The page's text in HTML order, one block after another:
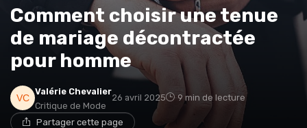
Comment choisir une tenue
de mariage décontractée
pour homme
Valérie Chevalier
Critique de Mode
26 avril 2025 9 min de lecture
Partager cette page